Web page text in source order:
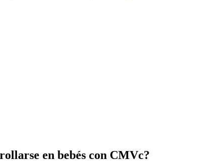
en bebés con CMVc?